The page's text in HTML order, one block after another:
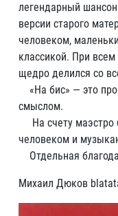
легендарный
версии старого
человеком,
классикой. При
щедро делился со
«На бис» — это
смыслом.
На счету маэстро
человеком и
Отдельная
Михаил Дюков